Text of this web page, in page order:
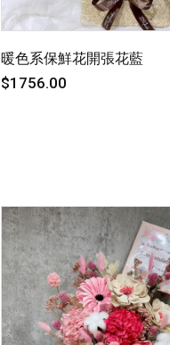
暖色系保鮮花開張花藍
$1756.00